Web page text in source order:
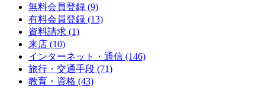
無料会員登録 (9)
有料会員登録 (13)
資料請求 (1)
来店 (10)
インターネット・通信 (146)
旅行・交通手段 (71)
教育・資格 (43)